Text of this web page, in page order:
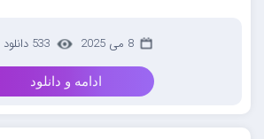
8 می 2025 533 دانلود
ادامه و دانلود